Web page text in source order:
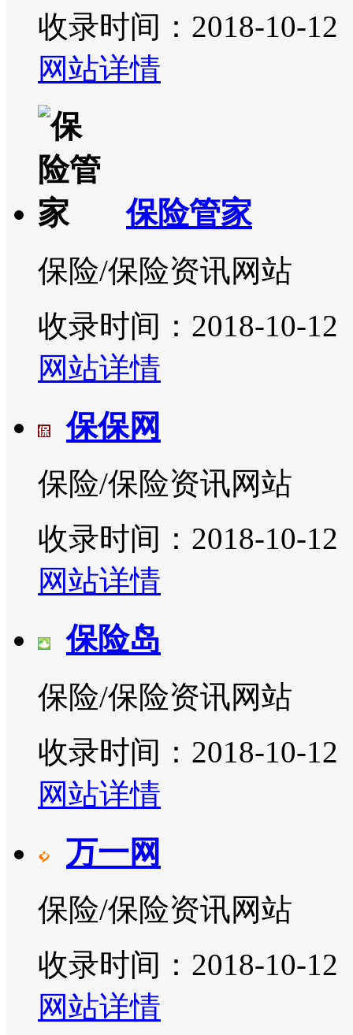
收录时间：2018-10-12
网站详情
保险管家
保险/保险资讯网站
收录时间：2018-10-12
网站详情
保保网
保险/保险资讯网站
收录时间：2018-10-12
网站详情
保险岛
保险/保险资讯网站
收录时间：2018-10-12
网站详情
万一网
保险/保险资讯网站
收录时间：2018-10-12
网站详情